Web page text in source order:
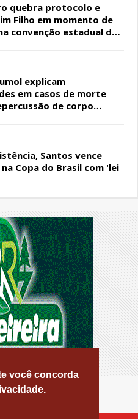
você concorda
quebra protocolo e
Filho em momento de
convenção estadual do
explicam
em casos de morte
de corpo
Santos vence
na Copa do Brasil com 'lei